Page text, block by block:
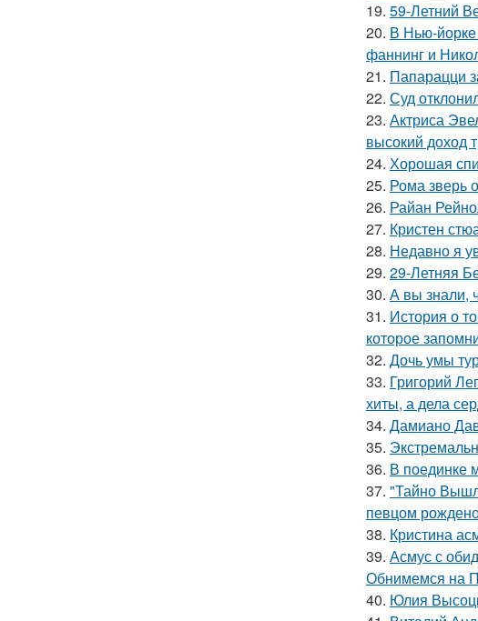
19. 59-Летний
20. В Нью-
фаннинг и
21. Папарацци
22. Суд
23. Актриса
высокий доход
24. Хорошая
25. Рома зверь
26. Райан
27. Кристен
28. Недавно я
29. 29-Летняя
30. А вы знали,
31. История о
которое
32. Дочь умы
33. Григорий
хиты, а дела
34. Дамиано
35.
36. В поединке
37. "Тайно
певцом
38. Кристина
39. Асмус с
Обнимемся на
40. Юлия